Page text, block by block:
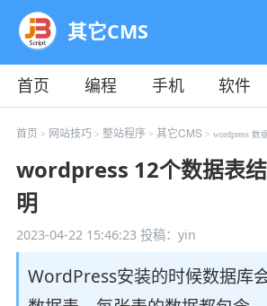
其它CMS
首页 编程 手机 软件
教程
平面 服务器
首页 > 网站技巧 > 整站程序 > 其它CMS> wordpress 数
wordpress 12个数据表
明
2023-04-22 15:46:23投稿：yin
WordPress安装的时候数据库